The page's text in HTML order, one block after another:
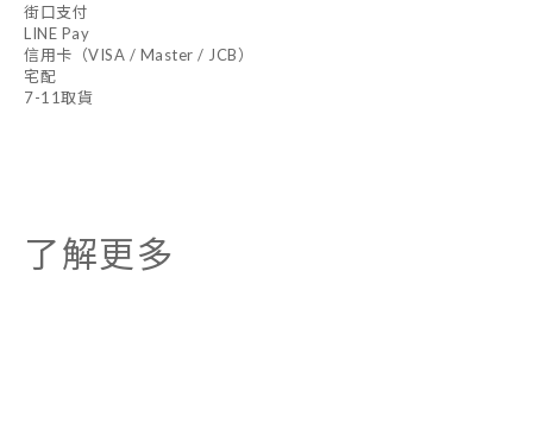
街口支付
LINE Pay
信用卡（VISA / Master / JCB）
宅配
7-11取貨
了解更多